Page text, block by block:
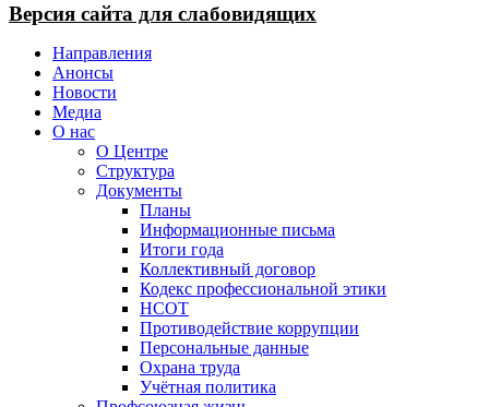
Версия сайта для слабовидящих
Направления
Анонсы
Новости
Медиа
О нас
О Центре
Структура
Документы
Планы
Информационные письма
Итоги года
Коллективный договор
Кодекс профессиональной этики
НСОТ
Противодействие коррупции
Персональные данные
Охрана труда
Учётная политика